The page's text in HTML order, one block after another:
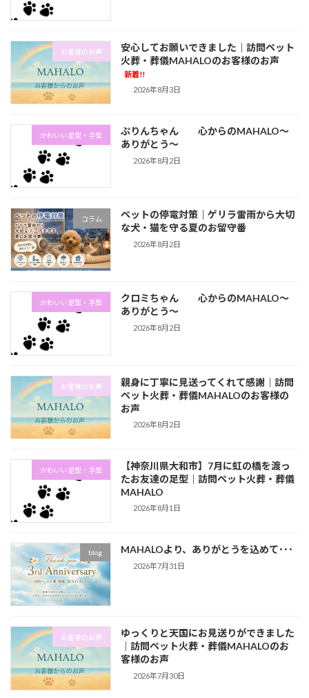
お客様のお声
安心してお願いできました｜訪問ペット
火葬・葬儀MAHALOのお客様のお声
新着!!
2026年8月3日
かわいい足型・手型
ぷりんちゃん 心からのMAHALO～
ありがとう～
2026年8月2日
コラム
ペットの停電対策｜ゲリラ雷雨から大切
な犬・猫を守る夏のお留守番
2026年8月2日
かわいい足型・手型
クロミちゃん 心からのMAHALO～
ありがとう～
2026年8月2日
お客様のお声
親身に丁寧に見送ってくれて感謝｜訪問
ペット火葬・葬儀MAHALOのお客様の
お声
2026年8月2日
かわいい足型・手型
【神奈川県大和市】7月に虹の橋を渡っ
たお友達の足型｜訪問ペット火葬・葬儀
MAHALO
2026年8月1日
blog MAHALOより、ありがとうを込めて･･･
2026年7月31日
お客様のお声
ゆっくりと天国にお見送りができました
｜訪問ペット火葬・葬儀MAHALOのお
客様のお声
2026年7月30日